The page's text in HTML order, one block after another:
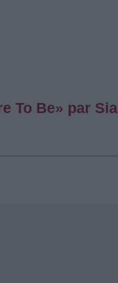
To Be» par Sia